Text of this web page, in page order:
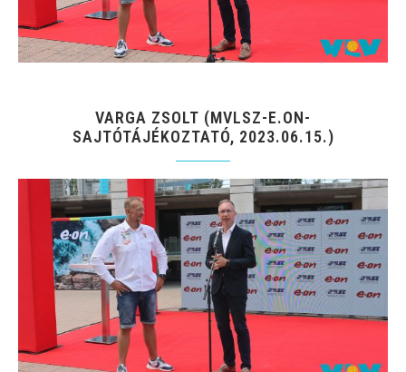
VARGA ZSOLT (MVLSZ-E.ON-
SAJTÓTÁJÉKOZTATÓ, 2023.06.15.)